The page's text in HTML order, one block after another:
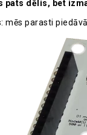
pats dēlis, bet
parasti